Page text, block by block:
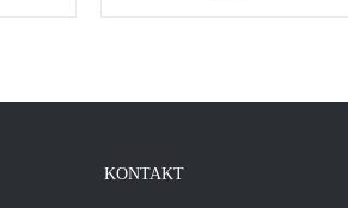
KONTAKT